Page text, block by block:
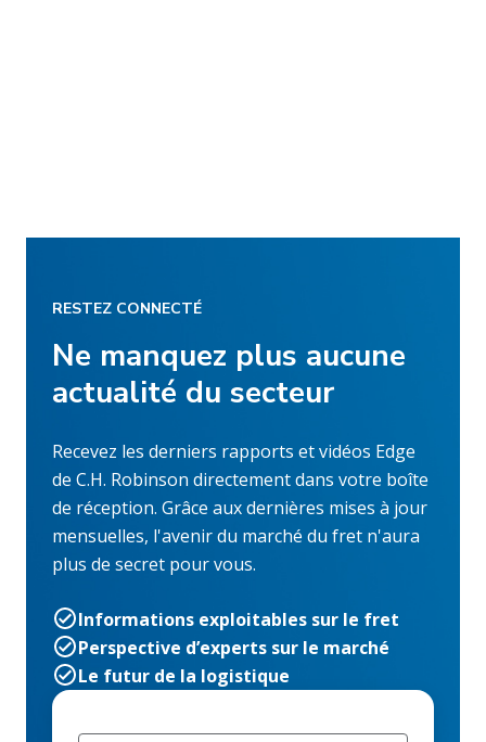
RESTEZ CONNECTÉ
Ne manquez plus aucune
actualité du secteur
Recevez les derniers rapports et vidéos Edge
de C.H. Robinson directement dans votre boîte
de réception. Grâce aux dernières mises à jour
mensuelles, l'avenir du marché du fret n'aura
plus de secret pour vous.
Informations exploitables sur le fret
Perspective d’experts sur le marché
Le futur de la logistique